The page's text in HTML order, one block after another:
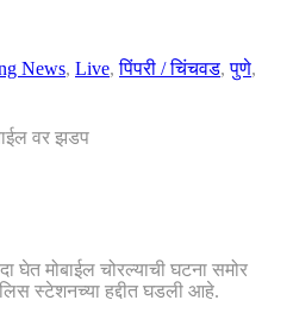
News, Live,पिंपरी / चिंचवड,पुणे,
घेत मोबाईल चोरल्याची घटना समोर
स्टेशनच्या हद्दीत घडली आहे.